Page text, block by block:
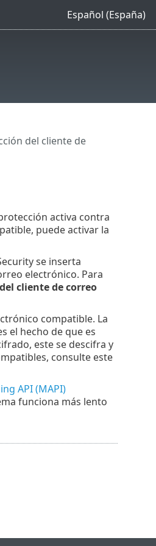
Español (España)
del cliente de
activa contra
puede activar la
se inserta
electrónico. Para
cliente de correo
compatible. La
el hecho de que es
este se descifra y
consulte este
API (MAPI)
funciona más lento